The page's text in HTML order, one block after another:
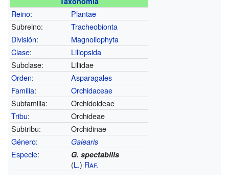
Reino:
Plantae
Subreino:
Tracheobionta
División:
Magnoliophyta
Clase:
Liliopsida
Subclase:
Liliidae
Orden:
Asparagales
Familia:
Orchidaceae
Subfamilia:
Orchidoideae
Tribu:
Orchideae
Subtribu:
Orchidinae
Género: Galearis
Especie: G. spectabilis
(L.) Raf.